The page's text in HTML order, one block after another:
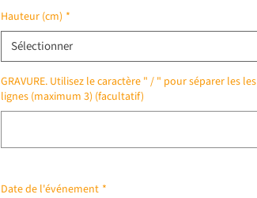
Hauteur (cm) *
Sélectionner
GRAVURE. Utilisez le caractère " / " pour séparer les les
lignes (maximum 3) (facultatif)
Date de l'événement *